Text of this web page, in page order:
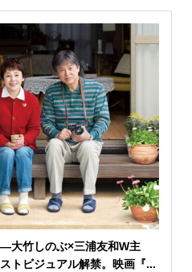
―大竹しのぶ×三浦友和W主
トビジュアル解禁。映画『...